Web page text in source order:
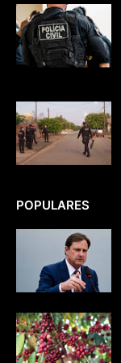
POPULARES